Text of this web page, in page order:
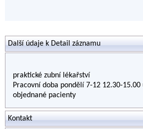
Další údaje k Detail záznamu
praktické zubní lékařství
Pracovní doba pondělí 7-12 12.30-
objednané pacienty
Kontakt